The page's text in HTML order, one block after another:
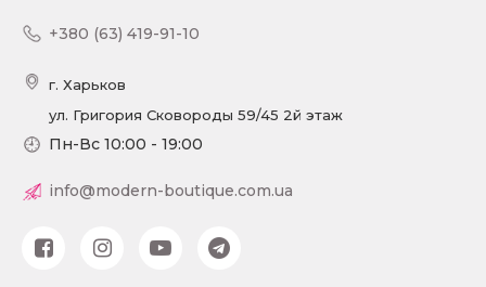
+380 (63) 419-91-10
г. Харьков
ул. Григория Сковороды 59/45 2й этаж
Пн-Вс 10:00 - 19:00
info@modern-boutique.com.ua